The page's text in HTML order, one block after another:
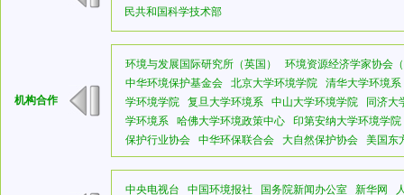
民共和国科学技术部
机构合作
环境与发展国际研究所（英国）
环境资源经济学家协会
中华环境保护基金会
北京大学环境学院
清华大学环境系
学环境学院
复旦大学环境系 中山大学环境学院
同济大
学环境系
哈佛大学环境政策中心
印第安纳大学环境学院
保护行业协会
中华环保联合会 大自然保护协会 美国东
中央电视台 中国环境报社 国务院新闻办公室 新华网